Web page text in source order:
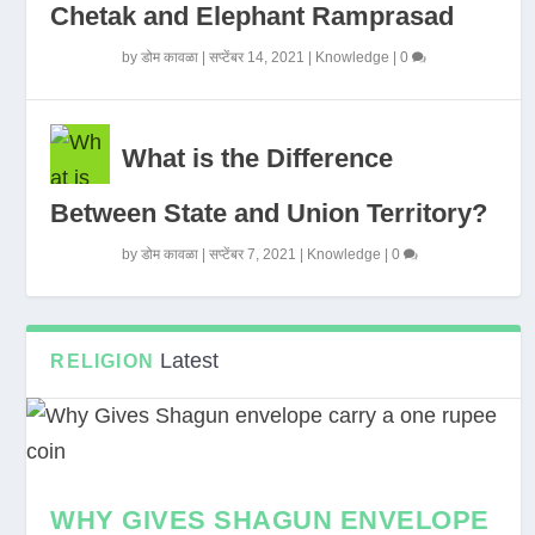
Chetak and Elephant Ramprasad
byडोम कावळा |सप्टेंबर 14, 2021 Knowledge |0
What is the Difference
Between State and Union Territory?
byडोम कावळा |सप्टेंबर 7, 2021 Knowledge |0
RELIGION Latest
WHY GIVES SHAGUN ENVELOPE